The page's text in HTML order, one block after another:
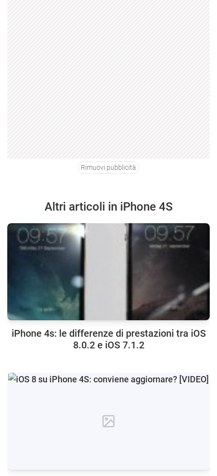
Rimuovi pubblicità
Altri articoli in iPhone 4S
iPhone 4s: le differenze di prestazioni tra iOS
8.0.2 e iOS 7.1.2